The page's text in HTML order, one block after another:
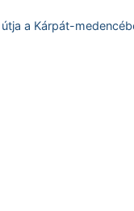
a Kárpát-